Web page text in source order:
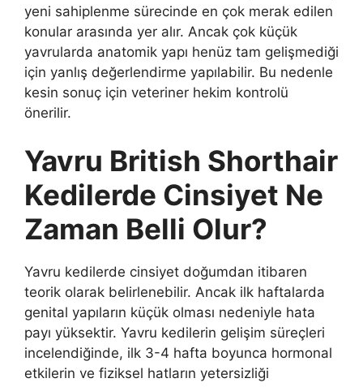
yeni sahiplenme sürecinde en çok merak edilen
konular arasında yer alır. Ancak çok küçük
yavrularda anatomik yapı henüz tam gelişmediği
için yanlış değerlendirme yapılabilir. Bu nedenle
kesin sonuç için veteriner hekim kontrolü
önerilir.
Yavru British Shorthair
Kedilerde Cinsiyet Ne
Zaman Belli Olur?
Yavru kedilerde cinsiyet doğumdan itibaren
teorik olarak belirlenebilir. Ancak ilk haftalarda
genital yapıların küçük olması nedeniyle hata
payı yüksektir. Yavru kedilerin gelişim süreçleri
incelendiğinde, ilk 3-4 hafta boyunca hormonal
etkilerin ve fiziksel hatların yetersizliği